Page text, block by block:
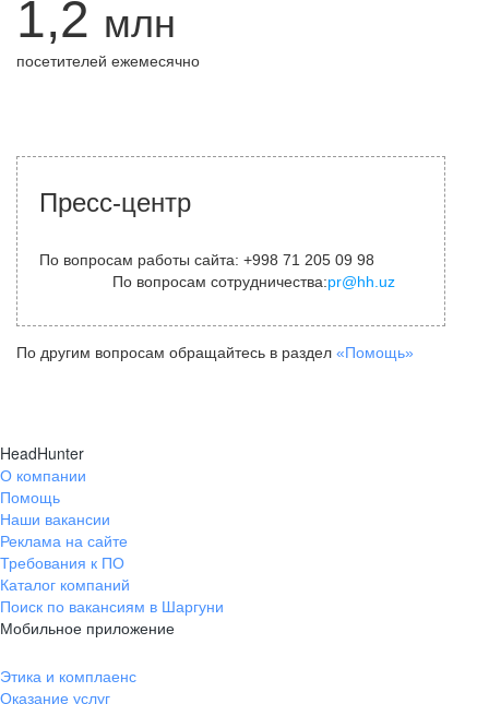
1,2 млн
посетителей ежемесячно
Пресс-центр
По вопросам работы сайта: +998 71 205 09 98
По вопросам сотрудничества:pr@hh.uz
По другим вопросам обращайтесь в раздел «Помощь»
HeadHunter
О компании
Помощь
Наши вакансии
Реклама на сайте
Требования к ПО
Каталог компаний
Поиск по вакансиям в Шаргуни
Мобильное приложение
Этика и комплаенс
Оказание услуг